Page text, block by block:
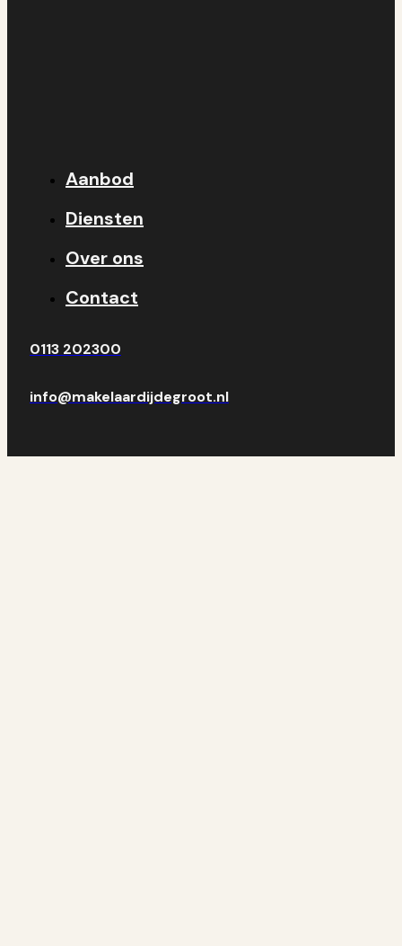
Aanbod
Diensten
Over ons
Contact
0113 202300
info@makelaardijdegroot.nl